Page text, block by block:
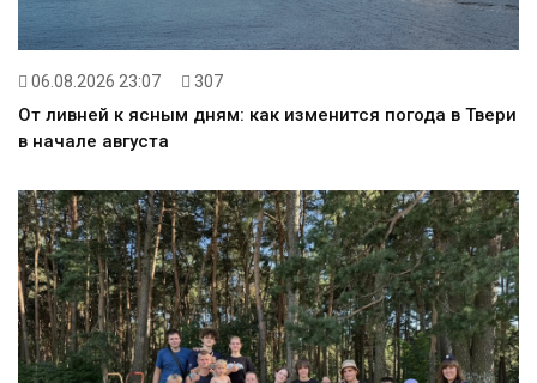
06.08.2026 23:07 307
От ливней к ясным дням: как изменится погода в Твери
в начале августа